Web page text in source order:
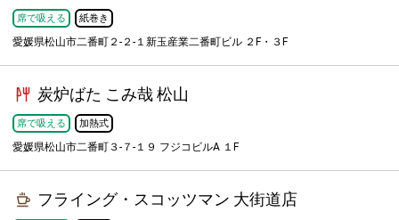
席で吸える 紙巻き
愛媛県松山市二番町２-２-１新玉産業二番町ビル ２F・３F
炭炉ばた こみ哉 松山
席で吸える 加熱式
愛媛県松山市二番町３-７-１９ フジコビルA １F
フライング・スコッツマン 大街道店